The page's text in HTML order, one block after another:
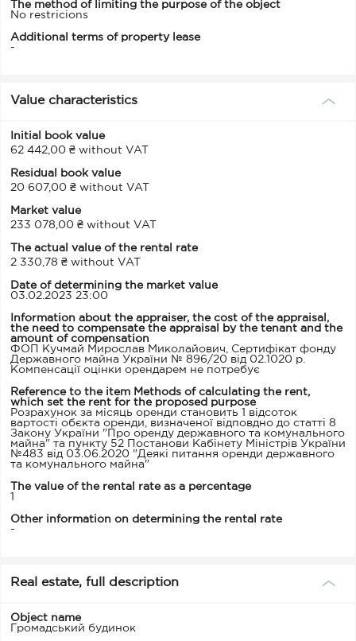
The method of limiting the purpose of the object
No restricions
Additional terms of property lease
-
Value characteristics
Initial book value
62 442,00 ₴ without VAT
Residual book value
20 607,00 ₴ without VAT
Market value
233 078,00 ₴ without VAT
The actual value of the rental rate
2 330,78 ₴ without VAT
Date of determining the market value
03.02.2023 23:00
Information about the appraiser, the cost of the appraisal,
the need to compensate the appraisal by the tenant and the
amount of compensation
ФОП Кучмай Мирослав Миколайович, Сертифікат фонду
Державного майна України № 896/20 від 02.1020 р.
Компенсації оцінки орендарем не потребує
Reference to the item Methods of calculating the rent,
which set the rent for the proposed purpose
Розрахунок за місяць оренди становить 1 відсоток
вартості обєкта оренди, визначеної відповдно до статті 8
Закону України "Про оренду державного та комунального
майна" та пункту 52 Постанови Кабінету Міністрів України
№483 від 03.06.2020 "Деякі питання оренди державного
та комунального майна"
The value of the rental rate as a percentage
1
Other information on determining the rental rate
-
Real estate, full description
Object name
Громадський будинок